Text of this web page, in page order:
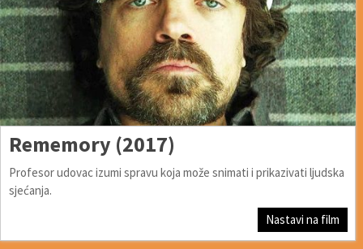
Rememory (2017)
Profesor udovac izumi spravu koja može snimati i prikazivati ljudska
sjećanja.
Nastavi na film